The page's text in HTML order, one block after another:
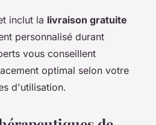
inclut la livraison gratuite
personnalisé durant
vous conseillent
optimal selon votre
d'utilisation.